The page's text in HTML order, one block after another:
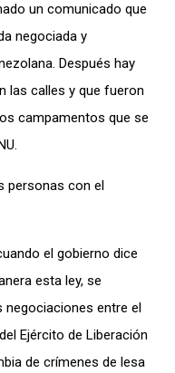
un comunicado que
negociada y
Después hay
las calles y que fueron
campamentos que se
personas con el
el gobierno dice
esta ley, se
negociaciones entre el
Ejército de Liberación
de crímenes de lesa